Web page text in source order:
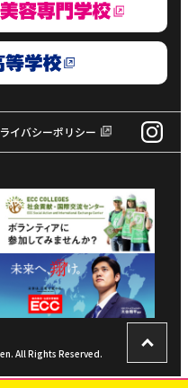
イバシーポリシー
All Rights Reserved.